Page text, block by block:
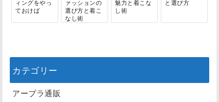
ィングをやっ
ておけば
ァッションの
選び方と着こ
なし術
魅力と着こな
し術
と選び方
カテゴリー
アーブラ通販